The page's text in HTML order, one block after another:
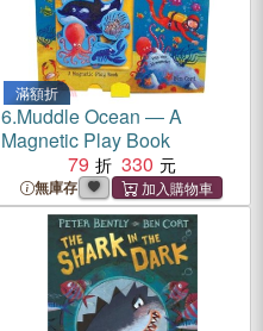
滿額折
6.Muddle Ocean ― A
Magnetic Play Book
79
330
無庫存